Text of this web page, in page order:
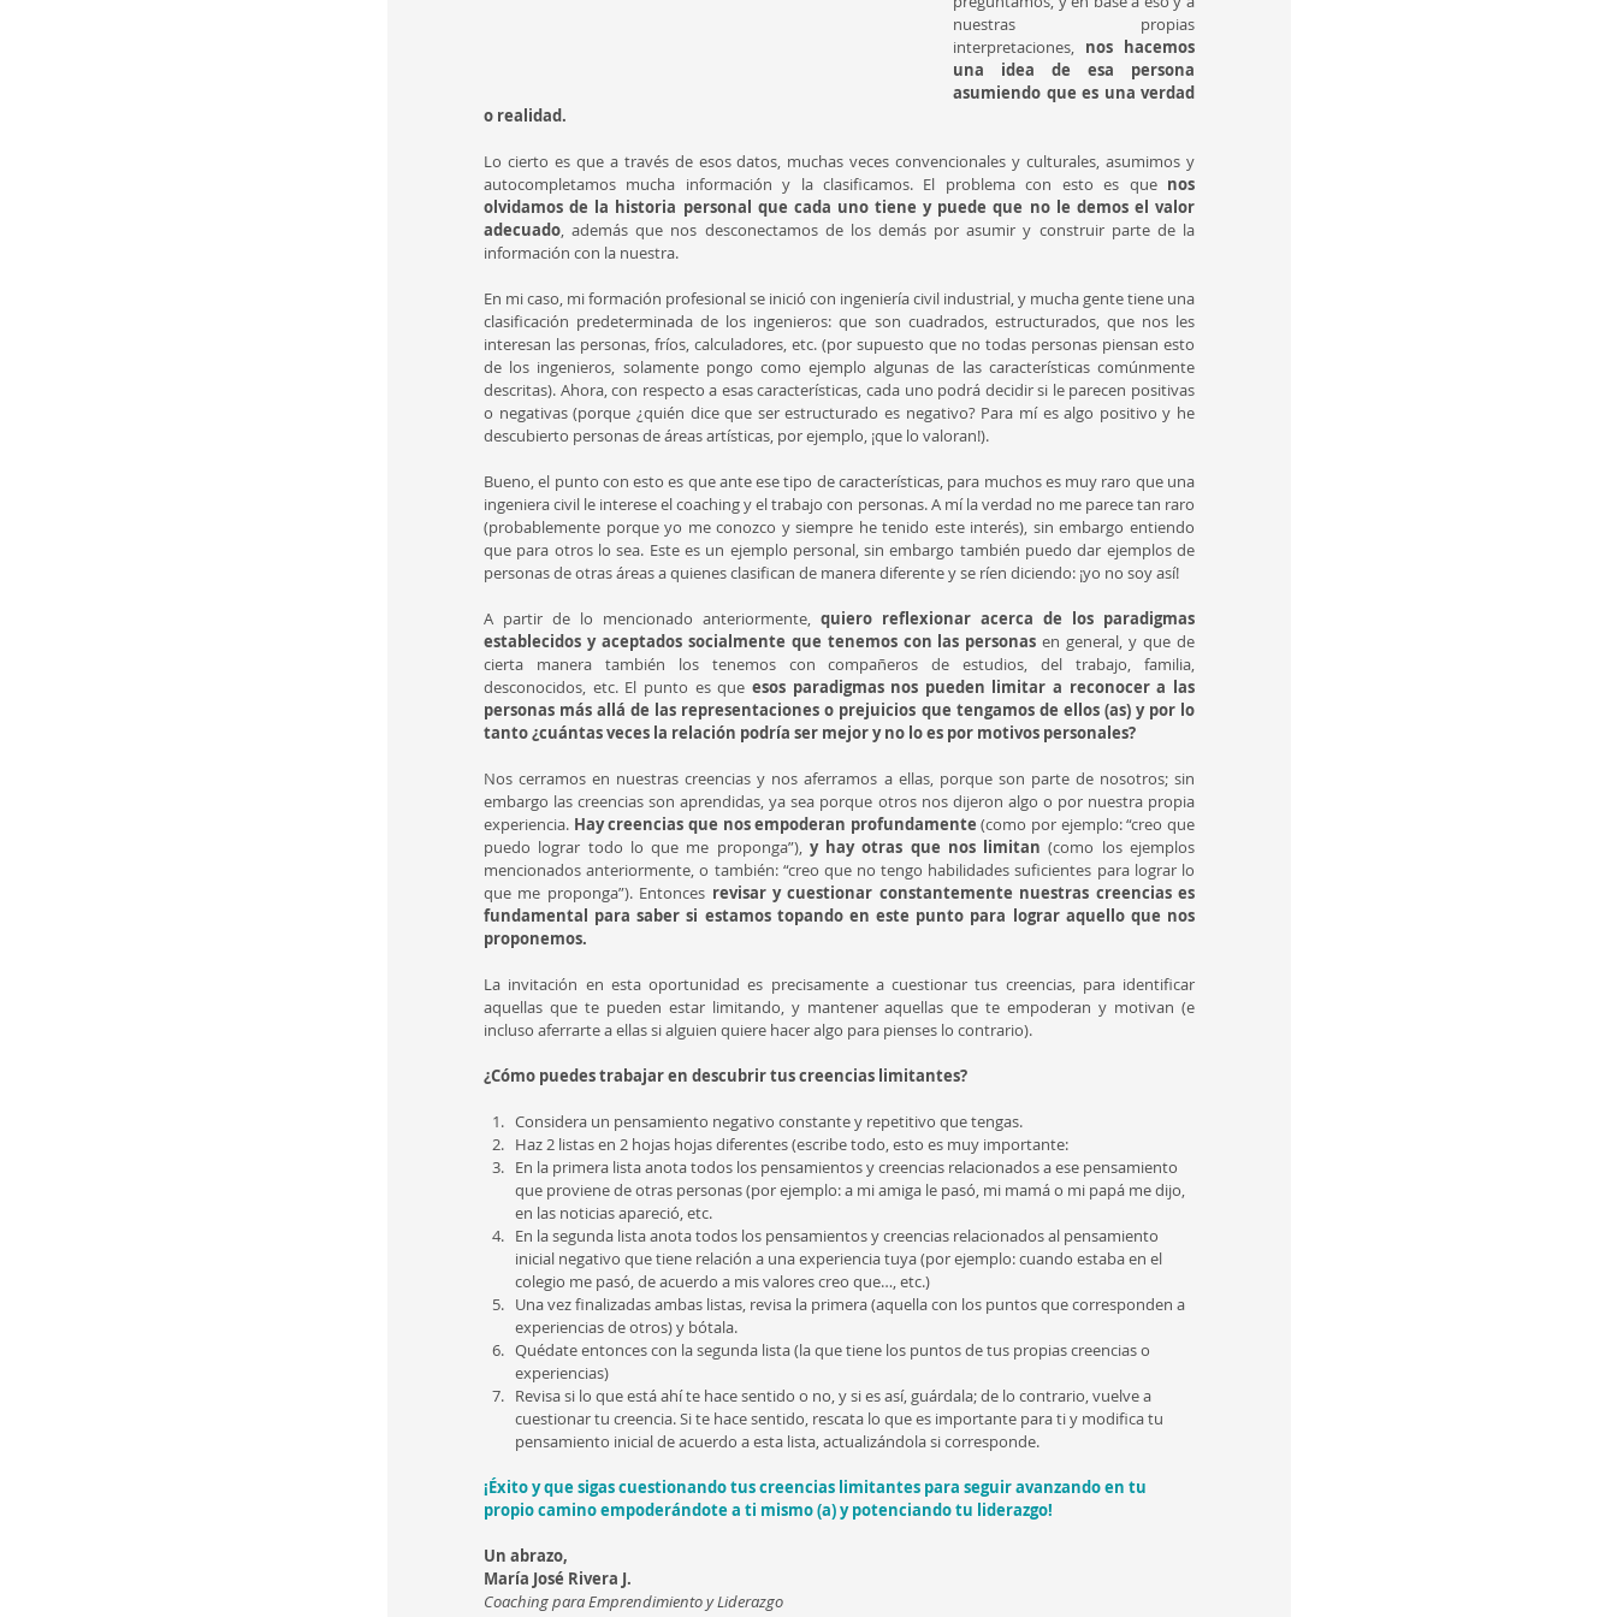
nuestras propias
interpretaciones, nos hacemos
una idea de esa persona
asumiendo que es una verdad
o realidad.
Lo cierto es que a través de esos datos, muchas veces convencionales y culturales, asumimos y
autocompletamos mucha información y la clasificamos. El problema con esto es que nos
olvidamos de la historia personal que cada uno tiene y puede que no le demos el valor
adecuado, además que nos desconectamos de los demás por asumir y construir parte de la
información con la nuestra.
En mi caso, mi formación profesional se inició con ingeniería civil industrial, y mucha gente tiene una
clasificación predeterminada de los ingenieros: que son cuadrados, estructurados, que nos les
interesan las personas, fríos, calculadores, etc. (por supuesto que no todas personas piensan esto
de los ingenieros, solamente pongo como ejemplo algunas de las características comúnmente
descritas). Ahora, con respecto a esas características, cada uno podrá decidir si le parecen positivas
o negativas (porque ¿quién dice que ser estructurado es negativo? Para mí es algo positivo y he
descubierto personas de áreas artísticas, por ejemplo, ¡que lo valoran!).
Bueno, el punto con esto es que ante ese tipo de características, para muchos es muy raro que una
ingeniera civil le interese el coaching y el trabajo con personas. A mí la verdad no me parece tan raro
(probablemente porque yo me conozco y siempre he tenido este interés), sin embargo entiendo
que para otros lo sea. Este es un ejemplo personal, sin embargo también puedo dar ejemplos de
personas de otras áreas a quienes clasifican de manera diferente y se ríen diciendo: ¡yo no soy así!
A partir de lo mencionado anteriormente, quiero reflexionar acerca de los paradigmas
establecidos y aceptados socialmente que tenemos con las personas en general, y que de
cierta manera también los tenemos con compañeros de estudios, del trabajo, familia,
desconocidos, etc. El punto es que esos paradigmas nos pueden limitar a reconocer a las
personas más allá de las representaciones o prejuicios que tengamos de ellos (as) y por lo
tanto ¿cuántas veces la relación podría ser mejor y no lo es por motivos personales?
Nos cerramos en nuestras creencias y nos aferramos a ellas, porque son parte de nosotros; sin
embargo las creencias son aprendidas, ya sea porque otros nos dijeron algo o por nuestra propia
experiencia. Hay creencias que nos empoderan profundamente (como por ejemplo: “creo que
puedo lograr todo lo que me proponga”), y hay otras que nos limitan (como los ejemplos
mencionados anteriormente, o también: “creo que no tengo habilidades suficientes para lograr lo
que me proponga”). Entonces revisar y cuestionar constantemente nuestras creencias es
fundamental para saber si estamos topando en este punto para lograr aquello que nos
proponemos.
La invitación en esta oportunidad es precisamente a cuestionar tus creencias, para identificar
aquellas que te pueden estar limitando, y mantener aquellas que te empoderan y motivan (e
incluso aferrarte a ellas si alguien quiere hacer algo para pienses lo contrario).
¿Cómo puedes trabajar en descubrir tus creencias limitantes?
Considera un pensamiento negativo constante y repetitivo que tengas.
Haz 2 listas en 2 hojas hojas diferentes (escribe todo, esto es muy importante:
En la primera lista anota todos los pensamientos y creencias relacionados a ese pensamiento
que proviene de otras personas (por ejemplo: a mi amiga le pasó, mi mamá o mi papá me dijo,
en las noticias apareció, etc.
En la segunda lista anota todos los pensamientos y creencias relacionados al pensamiento
inicial negativo que tiene relación a una experiencia tuya (por ejemplo: cuando estaba en el
colegio me pasó, de acuerdo a mis valores creo que…, etc.)
Una vez finalizadas ambas listas, revisa la primera (aquella con los puntos que corresponden a
experiencias de otros) y bótala.
Quédate entonces con la segunda lista (la que tiene los puntos de tus propias creencias o
experiencias)
Revisa si lo que está ahí te hace sentido o no, y si es así, guárdala; de lo contrario, vuelve a
cuestionar tu creencia. Si te hace sentido, rescata lo que es importante para ti y modifica tu
pensamiento inicial de acuerdo a esta lista, actualizándola si corresponde.
¡Éxito y que sigas cuestionando tus creencias limitantes para seguir avanzando en tu
propio camino empoderándote a ti mismo (a) y potenciando tu liderazgo!
Un abrazo,
María José Rivera J.
Coaching para Emprendimiento y Liderazgo